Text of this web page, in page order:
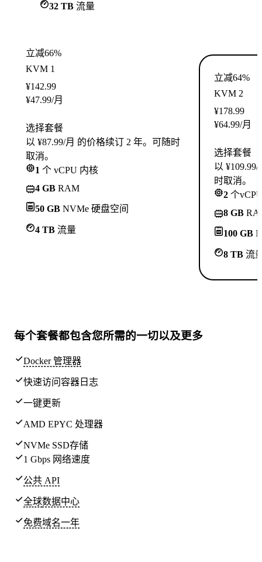
32 TB 流量
立减66%
KVM 1
¥142.99
¥47.99/月
选择套餐
以 ¥87.99/月 的价格续订 2 年。可随时
取消。
1 个 vCPU 内核
4 GB RAM
50 GB NVMe 硬盘空间
4 TB 流量
立减64%
KVM 2
¥178.99
¥64.99/月
选择套餐
以
时取消。
2 个
8 GB
100 GB
8 TB 流
每个套餐都包含您所需的一切以及更多
Docker 管理器
快速访问容器日志
一键更新
AMD EPYC 处理器
NVMe SSD存储
1 Gbps 网络速度
公共 API
全球数据中心
免费域名一年